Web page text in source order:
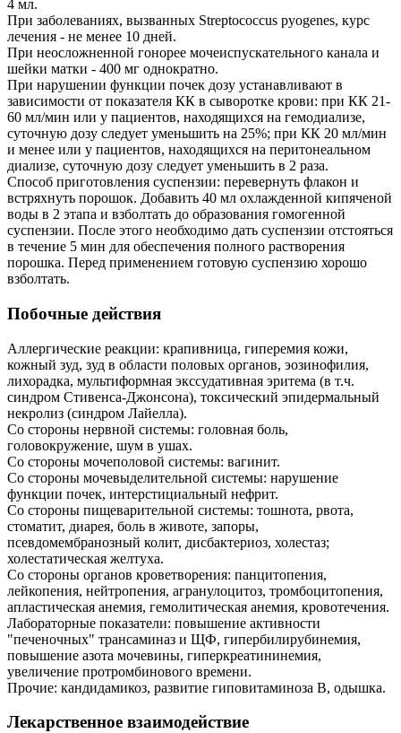
4 мл.
При заболеваниях, вызванных Streptococcus pyogenes, курс
лечения - не менее 10 дней.
При неосложненной гонорее мочеиспускательного канала и
шейки матки - 400 мг однократно.
При нарушении функции почек дозу устанавливают в
зависимости от показателя КК в сыворотке крови: при КК 21-
60 мл/мин или у пациентов, находящихся на гемодиализе,
суточную дозу следует уменьшить на 25%; при КК 20 мл/мин
и менее или у пациентов, находящихся на перитонеальном
диализе, суточную дозу следует уменьшить в 2 раза.
Способ приготовления суспензии: перевернуть флакон и
встряхнуть порошок. Добавить 40 мл охлажденной кипяченой
воды в 2 этапа и взболтать до образования гомогенной
суспензии. После этого необходимо дать суспензии отстояться
в течение 5 мин для обеспечения полного растворения
порошка. Перед применением готовую суспензию хорошо
взболтать.
Побочные действия
Аллергические реакции: крапивница, гиперемия кожи,
кожный зуд, зуд в области половых органов, эозинофилия,
лихорадка, мультиформная экссудативная эритема (в т.ч.
синдром Стивенса-Джонсона), токсический эпидермальный
некролиз (синдром Лайелла).
Со стороны нервной системы: головная боль,
головокружение, шум в ушах.
Со стороны мочеполовой системы: вагинит.
Со стороны мочевыделительной системы: нарушение
функции почек, интерстициальный нефрит.
Со стороны пищеварительной системы: тошнота, рвота,
стоматит, диарея, боль в животе, запоры,
псевдомембранозный колит, дисбактериоз, холестаз;
холестатическая желтуха.
Со стороны органов кроветворения: панцитопения,
лейкопения, нейтропения, агранулоцитоз, тромбоцитопения,
апластическая анемия, гемолитическая анемия, кровотечения.
Лабораторные показатели: повышение активности
"печеночных" трансаминаз и ЩФ, гипербилирубинемия,
повышение азота мочевины, гиперкреатининемия,
увеличение протромбинового времени.
Прочие: кандидамикоз, развитие гиповитаминоза В, одышка.
Лекарственное взаимодействие